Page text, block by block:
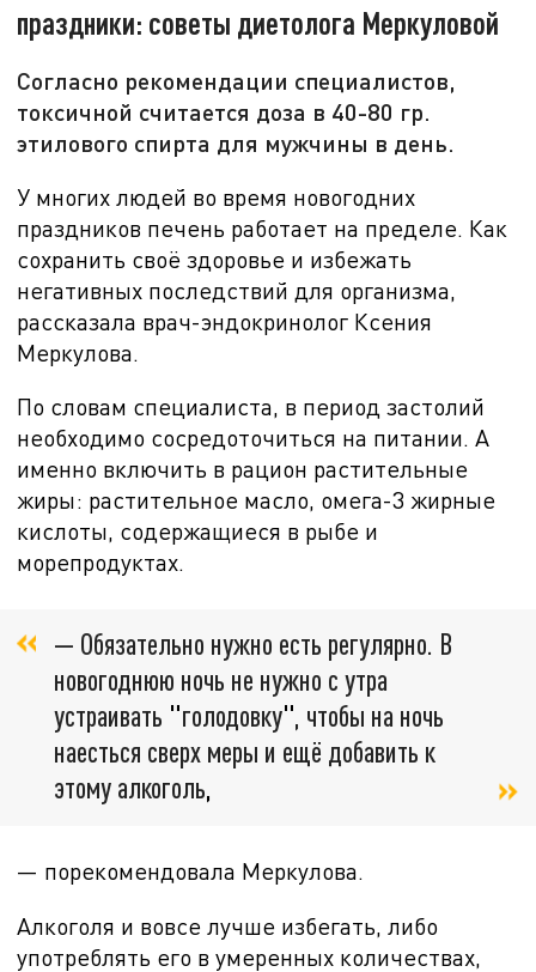
праздники: советы диетолога Меркуловой
Согласно рекомендации специалистов,
токсичной считается доза в 40-80 гр.
этилового спирта для мужчины в день.
У многих людей во время новогодних
праздников печень работает на пределе. Как
сохранить своё здоровье и избежать
негативных последствий для организма,
рассказала врач-эндокринолог Ксения
Меркулова.
По словам специалиста, в период застолий
необходимо сосредоточиться на питании. А
именно включить в рацион растительные
жиры: растительное масло, омега-3 жирные
кислоты, содержащиеся в рыбе и
морепродуктах.
— Обязательно нужно есть регулярно. В
новогоднюю ночь не нужно с утра
устраивать "голодовку", чтобы на ночь
наесться сверх меры и ещё добавить к
этому алкоголь,
— порекомендовала Меркулова.
Алкоголя и вовсе лучше избегать, либо
употреблять его в умеренных количествах,